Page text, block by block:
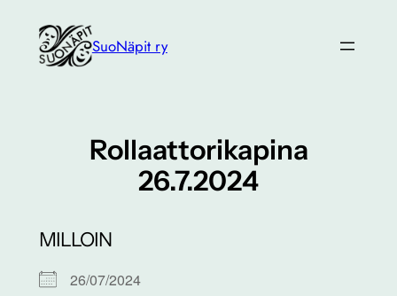
sisältöön
SuoNäpit ry
Rollaattorikapina
26.7.2024
MILLOIN
26/07/2024